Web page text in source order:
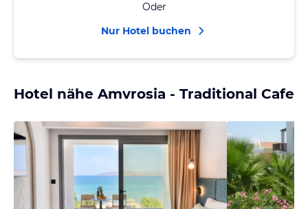
Oder
Nur Hotel buchen
Hotel nähe Amvrosia - Traditional Cafe